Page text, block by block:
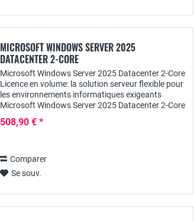
MICROSOFT WINDOWS SERVER 2025
DATACENTER 2-CORE
Microsoft Windows Server 2025 Datacenter 2-Core
Licence en volume: la solution serveur flexible pour
les environnements informatiques exigeants
Microsoft Windows Server 2025 Datacenter 2-Core
508,90 € *
Comparer
Se souv.